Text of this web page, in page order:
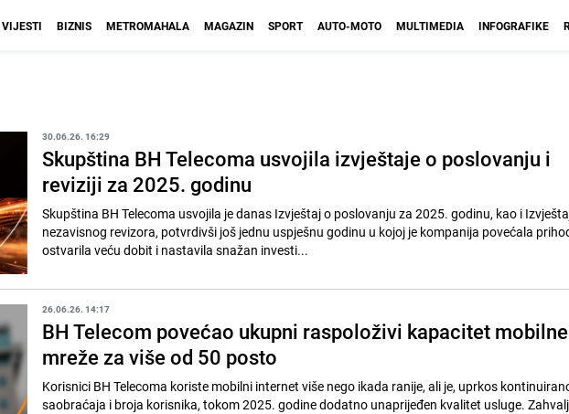
VIJESTI BIZNIS METROMAHALA MAGAZIN SPORT AUTO-MOTO MULTIMEDIA INFOGRAFIKE
30.06.26. 16:29
Skupština BH Telecoma usvojila izvještaje o poslovanju i
reviziji za 2025. godinu
Skupština BH Telecoma usvojila je danas Izvještaj o poslovanju za 2025. godinu, kao i
nezavisnog revizora, potvrdivši još jednu uspješnu godinu u kojoj je kompanija povećala
ostvarila veću dobit i nastavila snažan investi...
26.06.26. 14:17
BH Telecom povećao ukupni raspoloživi kapacitet mobilne
mreže za više od 50 posto
Korisnici BH Telecoma koriste mobilni internet više nego ikada ranije, ali je, uprkos
saobraćaja i broja korisnika, tokom 2025. godine dodatno unaprijeđen kvalitet usluge.